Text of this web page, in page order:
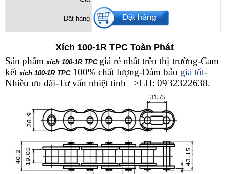
Đặt hàng
Xích 100-1R TPC Toàn Phát
Sản phẩmxích 100-1R TPC giá rẻ nhất trên thị trường-Cam
kếtxích 100-1R TPC100% chất lượng-Đảm bảo giá tốt-
Nhiều ưu đãi-Tư vấn nhiệt tình =>LH: 0932322638.